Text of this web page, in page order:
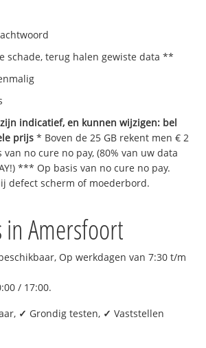
schade, terug halen gewiste data **
indicatief, en kunnen wijzigen: bel
prijs * Boven de 25 GB rekent men € 2
no cure no pay, (80% van uw data
*** Op basis van no cure no pay.
defect scherm of moederbord.
in Amersfoort
Op werkdagen van 7:30 t/m
/ 17:00.
✓ Grondig testen, ✓ Vaststellen